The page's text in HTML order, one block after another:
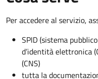
Per accedere al servizio,
SPID (sistema
d’identità elettronica
(CNS)
tutta la